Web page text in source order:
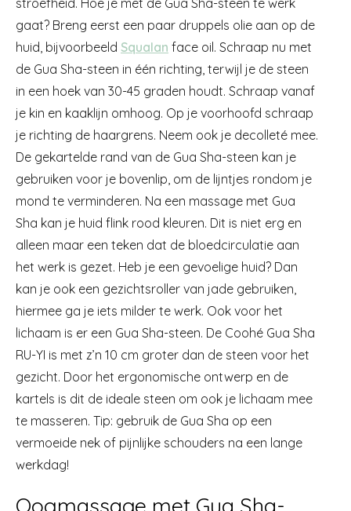
stroefheid. Hoe je met de Gua Sha-steen te werk
gaat? Breng eerst een paar druppels olie aan op de
huid, bijvoorbeeld Squalan face oil. Schraap nu met
de Gua Sha-steen in één richting, terwijl je de steen
in een hoek van 30-45 graden houdt. Schraap vanaf
je kin en kaaklijn omhoog. Op je voorhoofd schraap
je richting de haargrens. Neem ook je decolleté mee.
De gekartelde rand van de Gua Sha-steen kan je
gebruiken voor je bovenlip, om de lijntjes rondom je
mond te verminderen. Na een massage met Gua
Sha kan je huid flink rood kleuren. Dit is niet erg en
alleen maar een teken dat de bloedcirculatie aan
het werk is gezet. Heb je een gevoelige huid? Dan
kan je ook een gezichtsroller van jade gebruiken,
hiermee ga je iets milder te werk. Ook voor het
lichaam is er een Gua Sha-steen. De Coohé Gua Sha
RU-YI is met z’n 10 cm groter dan de steen voor het
gezicht. Door het ergonomische ontwerp en de
kartels is dit de ideale steen om ook je lichaam mee
te masseren. Tip: gebruik de Gua Sha op een
vermoeide nek of pijnlijke schouders na een lange
werkdag!
Oogmassage met Gua Sha-